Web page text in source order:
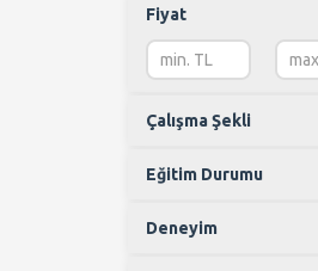
Fiyat
Çalışma Şekli
Eğitim Durumu
Deneyim